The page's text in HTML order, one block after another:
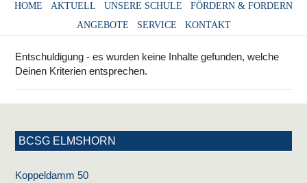
HOME AKTUELL UNSERE SCHULE
FÖRDERN & FORDERN
ANGEBOTE
SERVICE KONTAKT
Entschuldigung - es wurden keine Inhalte gefunden, welche
Deinen Kriterien entsprechen.
BCSG ELMSHORN
Koppeldamm 50